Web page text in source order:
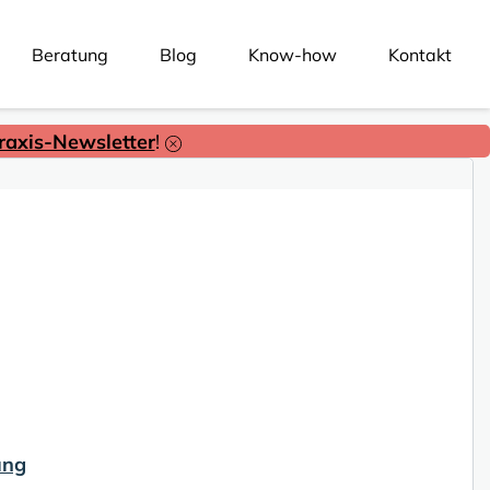
Beratung Blog Know-how Kontakt
Newsletter!